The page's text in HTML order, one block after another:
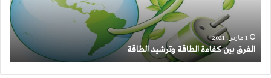
1 مارس، 2021
الفرق بين كفاءة الطاقة وترشيد الطاقة